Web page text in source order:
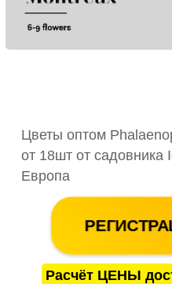
Цветы оптом
от 18шт от садовника
Европа
Расчёт ЦЕНЫ